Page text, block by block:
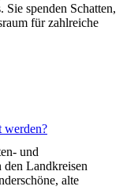
Sie spenden Schatten,
für zahlreiche
werden?
und
Landkreisen
alte